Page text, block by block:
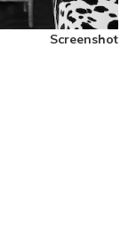
Screenshot